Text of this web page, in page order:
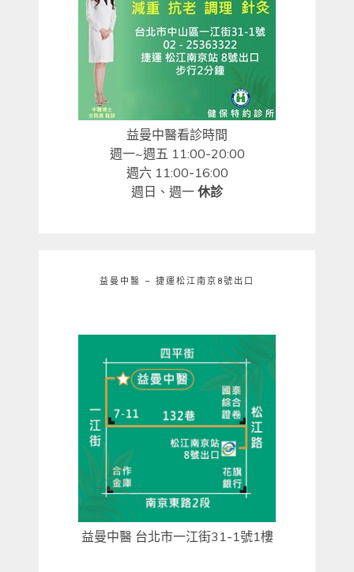
益曼中醫看診時間
週一~週五 11:00-20:00
週六 11:00-16:00
週日、週一 休診
益曼中醫 – 捷運松江南京8號出口
益曼中醫 台北市一江街31-1號1樓